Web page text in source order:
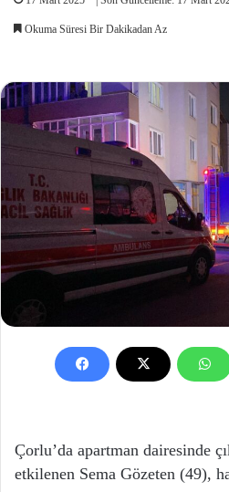
Okuma Süresi Bir Dakikadan Az
Çorlu’da apartman dairesinde
etkilenen Sema Gözeten (49),